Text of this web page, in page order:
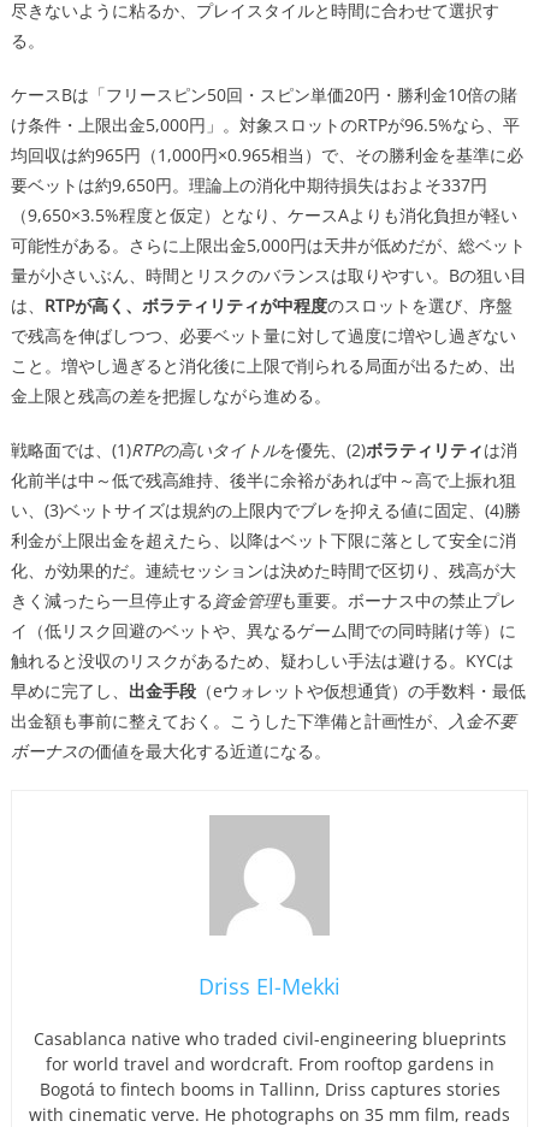
尽きないように粘るか、プレイスタイルと時間に合わせて選択す
る。
ケースBは「フリースピン50回・スピン単価20円・勝利金10倍の賭
け条件・上限出金5,000円」。対象スロットのRTPが96.5%なら、平
均回収は約965円（1,000円×0.965相当）で、その勝利金を基準に必
要ベットは約9,650円。理論上の消化中期待損失はおよそ337円
（9,650×3.5%程度と仮定）となり、ケースAよりも消化負担が軽い
可能性がある。さらに上限出金5,000円は天井が低めだが、総ベット
量が小さいぶん、時間とリスクのバランスは取りやすい。Bの狙い目
は、 RTPが高く、ボラティリティが中程度のスロットを選び、序盤
で残高を伸ばしつつ、必要ベット量に対して過度に増やし過ぎない
こと。増やし過ぎると消化後に上限で削られる局面が出るため、出
金上限と残高の差を把握しながら進める。
戦略面では、(1)RTPの高いタイトルを優先、(2)ボラティリティは消
化前半は中～低で残高維持、後半に余裕があれば中～高で上振れ狙
い、(3)ベットサイズは規約の上限内でブレを抑える値に固定、(4)勝
利金が上限出金を超えたら、以降はベット下限に落として安全に消
化、が効果的だ。連続セッションは決めた時間で区切り、残高が大
きく減ったら一旦停止する 資金管理も重要。ボーナス中の禁止プレ
イ（低リスク回避のベットや、異なるゲーム間での同時賭け等）に
触れると没収のリスクがあるため、疑わしい手法は避ける。KYCは
早めに完了し、 出金手段（eウォレットや仮想通貨）の手数料・最低
出金額も事前に整えておく。こうした下準備と計画性が、
入金不要
ボーナスの価値を最大化する近道になる。
Driss El-Mekki
Casablanca native who traded civil-engineering blueprints
for world travel and wordcraft. From rooftop gardens in
Bogotá to fintech booms in Tallinn, Driss captures stories
with cinematic verve. He photographs on 35 mm film, reads